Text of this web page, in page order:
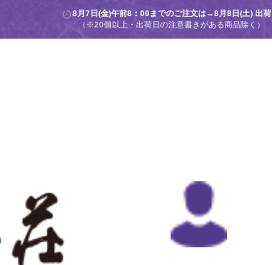
8月7日(金)午前8：00までのご注文は→8月8日(土) 出荷
（※20個以上・出荷日の注意書きがある商品除く）